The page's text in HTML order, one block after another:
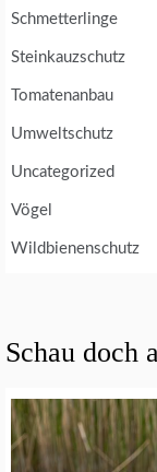
Schmetterlinge
Steinkauzschutz
Tomatenanbau
Umweltschutz
Uncategorized
Vögel
Wildbienenschutz
Schau doch